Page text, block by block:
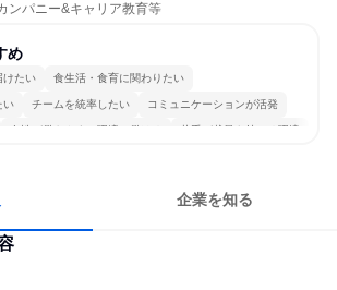
ンパニー&キャリア教育等
め
けたい 食生活・食育に関わりたい
い チームを統率したい コミュニケーションが活発
女性が働きやすい環境で働ける 若手が裁量を持てる環境
企業を知る